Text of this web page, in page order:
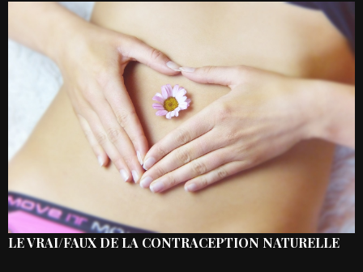
LE VRAI/FAUX DE LA CONTRACEPTION NATURELLE